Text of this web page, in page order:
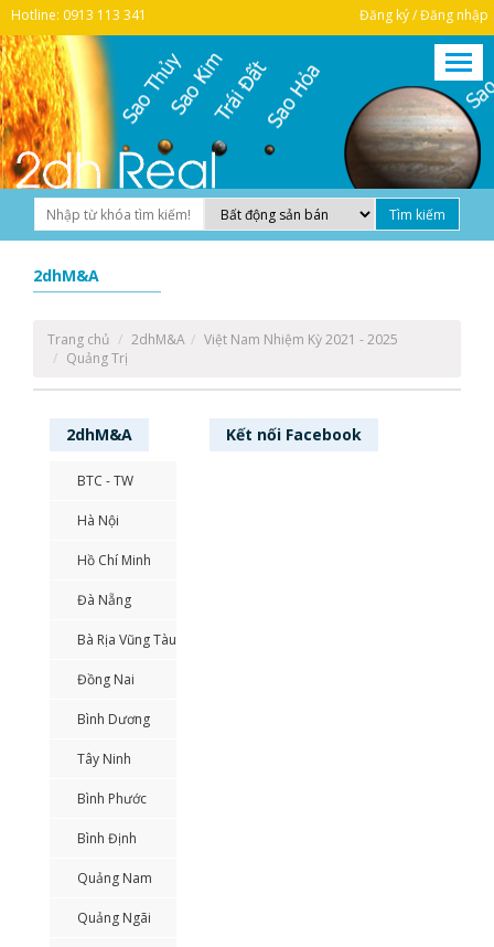
Hotline: 0913 113 341 Đăng ký / Đăng nhập
2dhM&A
Trang chủ 2dhM&A
Việt Nam Nhiệm Kỳ 2021 - 2025
Quảng Trị
2dhM&A
BTC - TW
Hà Nội
Hồ Chí Minh
Đà Nẵng
Bà Rịa Vũng Tàu
Đồng Nai
Bình Dương
Tây Ninh
Bình Phước
Bình Định
Quảng Nam
Quảng Ngãi
Kết nối Facebook